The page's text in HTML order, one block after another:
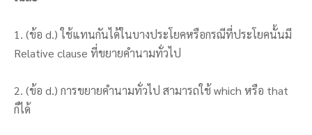
1. (ข้อ d.) ใช้แทนกันได้ในบางประโยคหรือกรณีที่ประโยคนั้นมี
Relative clause ที่ขยายคำนามทั่วไป
2. (ข้อ d.) การขยายคำนามทั่วไป สามารถใช้ which หรือ that
ก็ได้